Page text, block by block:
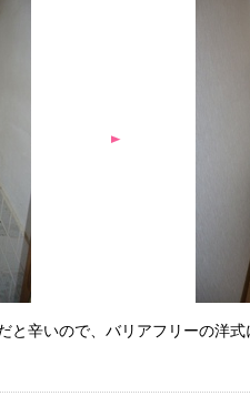
と辛いので、バリアフリーの洋